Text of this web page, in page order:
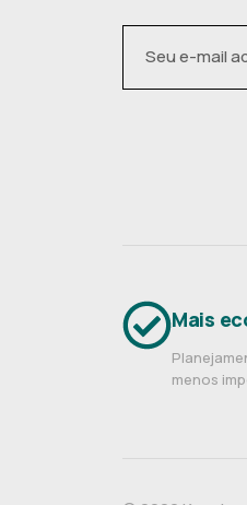
Mais
menos